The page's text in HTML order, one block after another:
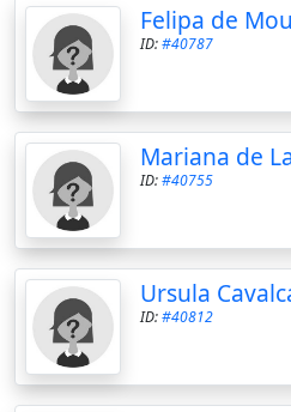
Felipa de
ID:#40787
Mariana de
ID:#40755
Ursula
ID:#40812